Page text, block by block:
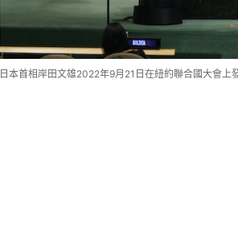
日本首相岸田文雄2022年9月21日在紐約聯合國大會上